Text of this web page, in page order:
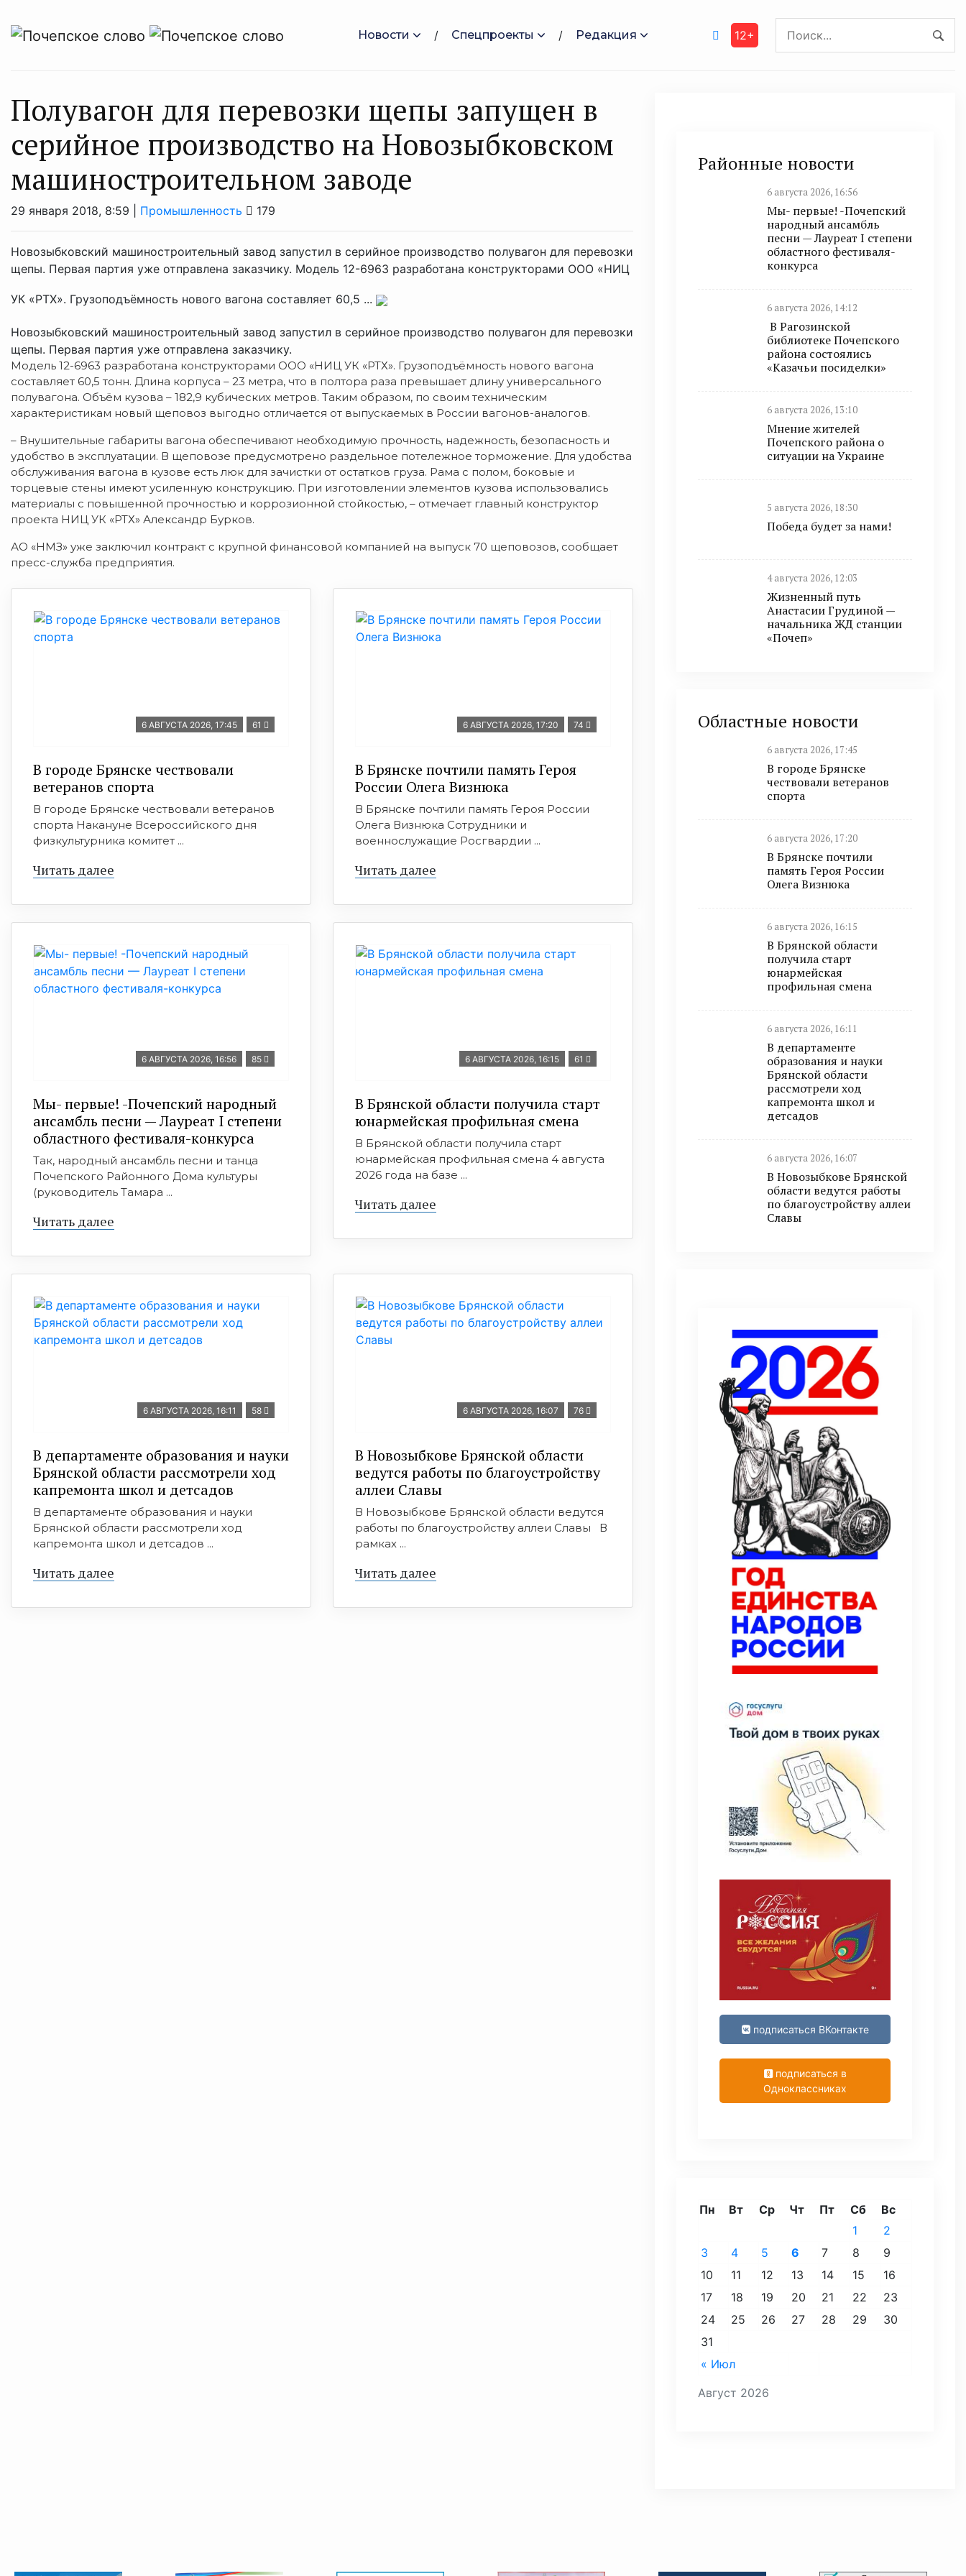
Новости Спецпроекты Редакция 12+
Полувагон для перевозки щепы запущен в
серийное производство на Новозыбковском
машиностроительном заводе
29 января 2018, 8:59 | Промышленность 179
Новозыбковский машиностроительный завод запустил в серийное производство полувагон для перевозки
щепы. Первая партия уже отправлена заказчику. Модель 12-6963 разработана конструкторами ООО «НИЦ
УК «РТХ». Грузоподъёмность нового вагона составляет 60,5 ...
Новозыбковский машиностроительный завод запустил в серийное производство полувагон для перевозки
щепы. Первая партия уже отправлена заказчику.
Модель 12-6963 разработана конструкторами ООО «НИЦ УК «РТХ». Грузоподъёмность нового вагона
составляет 60,5 тонн. Длина корпуса – 23 метра, что в полтора раза превышает длину универсального
полувагона. Объём кузова – 182,9 кубических метров. Таким образом, по своим техническим
характеристикам новый щеповоз выгодно отличается от выпускаемых в России вагонов-аналогов.
– Внушительные габариты вагона обеспечивают необходимую прочность, надежность, безопасность и
удобство в эксплуатации. В щеповозе предусмотрено раздельное потележное торможение. Для удобства
обслуживания вагона в кузове есть люк для зачистки от остатков груза. Рама с полом, боковые и
торцевые стены имеют усиленную конструкцию. При изготовлении элементов кузова использовались
материалы с повышенной прочностью и коррозионной стойкостью, – отмечает главный конструктор
проекта НИЦ УК «РТХ» Александр Бурков.
АО «НМЗ» уже заключил контракт с крупной финансовой компанией на выпуск 70 щеповозов, сообщает
пресс-служба предприятия.
6 АВГУСТА 2026, 17:45 61
В городе Брянске чествовали
ветеранов спорта
В городе Брянске чествовали ветеранов
спорта Накануне Всероссийского дня
физкультурника комитет ...
Читать далее
6 АВГУСТА 2026, 17:20 74
В Брянске почтили память Героя
России Олега Визнюка
В Брянске почтили память Героя России
Олега Визнюка Сотрудники и
военнослужащие Росгвардии ...
Читать далее
6 АВГУСТА 2026, 16:56 85
Мы- первые! -Почепский народный
ансамбль песни — Лауреат I степени
областного фестиваля-конкурса
Так, народный ансамбль песни и танца
Почепского Районного Дома культуры
(руководитель Тамара ...
Читать далее
6 АВГУСТА 2026, 16:15 61
В Брянской области получила старт
юнармейская профильная смена
В Брянской области получила старт
юнармейская профильная смена 4 августа
2026 года на базе ...
Читать далее
6 АВГУСТА 2026, 16:11 58
В департаменте образования и науки
Брянской области рассмотрели ход
капремонта школ и детсадов
В департаменте образования и науки
Брянской области рассмотрели ход
капремонта школ и детсадов ...
Читать далее
6 АВГУСТА 2026, 16:07 76
В Новозыбкове Брянской области
ведутся работы по благоустройству
аллеи Славы
В Новозыбкове Брянской области ведутся
работы по благоустройству аллеи Славы В
рамках ...
Читать далее
Районные новости
6 августа 2026, 16:56
Мы- первые! -Почепский
народный ансамбль
песни — Лауреат I степени
областного фестиваля-
конкурса
6 августа 2026, 14:12
В Рагозинской
библиотеке Почепского
района состоялись
«Казачьи посиделки»
6 августа 2026, 13:10
Мнение жителей
Почепского района о
ситуации на Украине
5 августа 2026, 18:30
Победа будет за нами!
4 августа 2026, 12:03
Жизненный путь
Анастасии Грудиной —
начальника ЖД станции
«Почеп»
Областные новости
6 августа 2026, 17:45
В городе Брянске
чествовали ветеранов
спорта
6 августа 2026, 17:20
В Брянске почтили
память Героя России
Олега Визнюка
6 августа 2026, 16:15
В Брянской области
получила старт
юнармейская
профильная смена
6 августа 2026, 16:11
В департаменте
образования и науки
Брянской области
рассмотрели ход
капремонта школ и
детсадов
6 августа 2026, 16:07
В Новозыбкове Брянской
области ведутся работы
по благоустройству аллеи
Славы
подписаться ВКонтакте
подписаться в
Одноклассниках
Август 2026
Пн Вт Ср Чт Пт Сб Вс
« Июл
1
2
3
4 5 6 7 8
9
10
11 12 13 14 15
16
17
18 19 20 21 22
23
24
25 26 27 28 29
30
31